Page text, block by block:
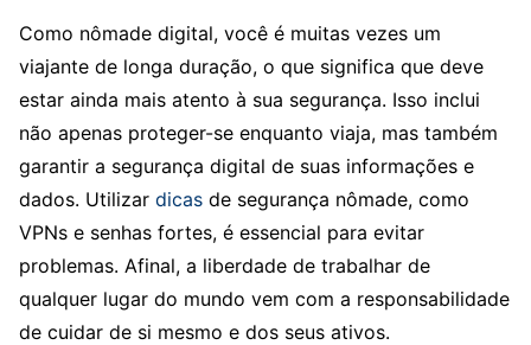
Como nômade digital, você é muitas vezes um
viajante de longa duração, o que significa que deve
estar ainda mais atento à sua segurança. Isso inclui
não apenas proteger-se enquanto viaja, mas também
garantir a segurança digital de suas informações e
dados. Utilizar dicas de segurança nômade, como
VPNs e senhas fortes, é essencial para evitar
problemas. Afinal, a liberdade de trabalhar de
qualquer lugar do mundo vem com a responsabilidade
de cuidar de si mesmo e dos seus ativos.